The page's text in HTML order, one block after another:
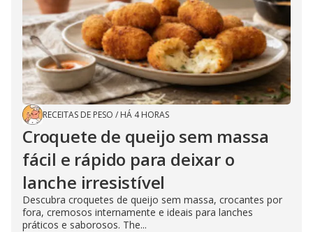
RECEITAS DE PESO / HÁ 4 HORAS
Croquete de queijo sem massa
fácil e rápido para deixar o
lanche irresistível
Descubra croquetes de queijo sem massa, crocantes por
fora, cremosos internamente e ideais para lanches
práticos e saborosos. The...